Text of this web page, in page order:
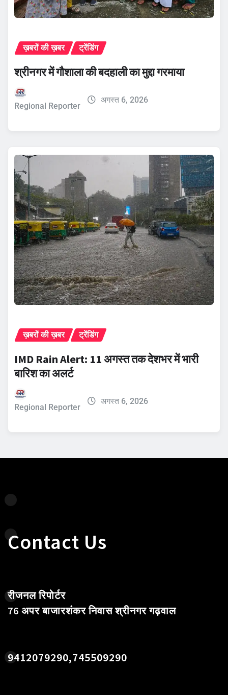
ख़बरों की ख़बर ट्रेंडिंग
श्रीनगर में गौशाला की बदहाली का मुद्दा गरमाया
Regional Reporter
अगस्त 6, 2026
ख़बरों की ख़बर ट्रेंडिंग
IMD Rain Alert: 11 अगस्त तक देशभर में भारी
बारिश का अलर्ट
Regional Reporter
अगस्त 6, 2026
Contact Us
रीजनल रिपोर्टर
76 अपर बाजारशंकर निवास श्रीनगर गढ़वाल
9412079290,745509290